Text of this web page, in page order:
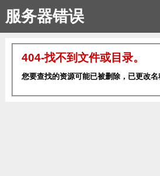
服务器错误
404-找不到文件或目录。
您要查找的资源可能已被删除，已更改名